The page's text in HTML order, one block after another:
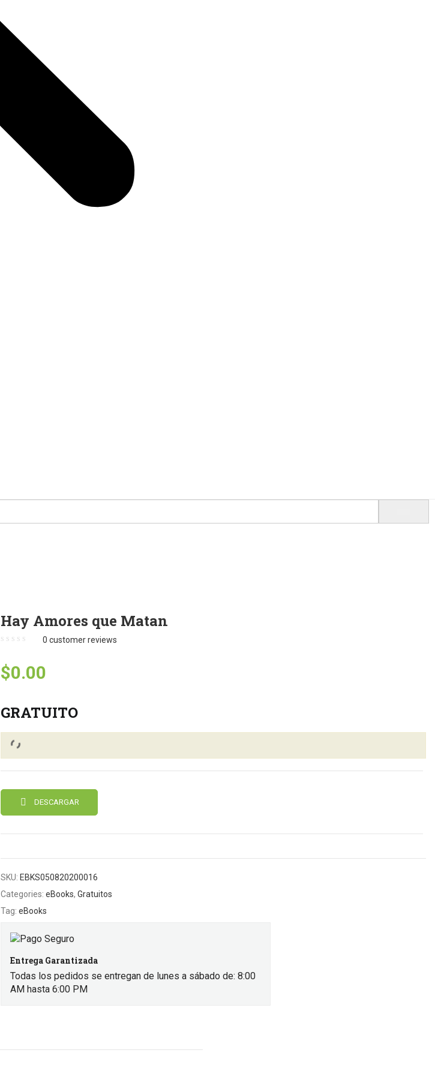
Hay Amores que Matan
0 customer reviews
$0.00
GRATUITO
DESCARGAR
SKU: EBKS050820200016
Categories: eBooks, Gratuitos
Tag: eBooks
Entrega Garantizada
Todas los pedidos se entregan de lunes a sábado de: 8:00
AM hasta 6:00 PM